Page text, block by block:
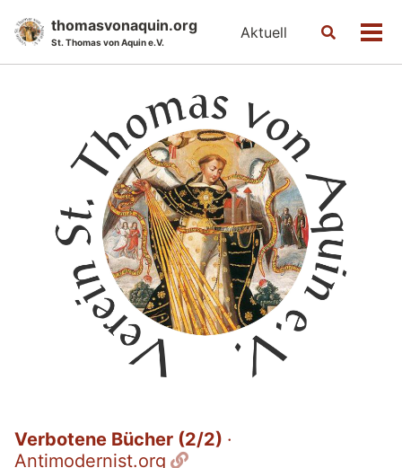
thomasvonaquin.org
St. Thomas von Aquin e.V.
Aktuell
Toggle
Verbotene Bücher (2/2) ·
Antimodernist.org
Permalink